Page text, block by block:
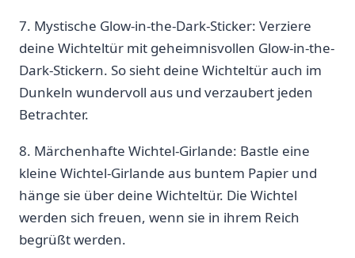
7. ⁤Mystische ​Glow-in-the-Dark-Sticker: Verziere
deine Wichteltür mit geheimnisvollen​ Glow-in-the-
Dark-Stickern. So ‌sieht deine Wichteltür ‍auch ⁤im⁣
Dunkeln wundervoll aus und verzaubert jeden
Betrachter.
8. Märchenhafte ‌Wichtel-Girlande: Bastle eine
kleine Wichtel-Girlande aus buntem Papier und
hänge sie über deine Wichteltür. Die‍ Wichtel
werden sich ⁢freuen, wenn sie in ihrem⁢ Reich‌
begrüßt werden.